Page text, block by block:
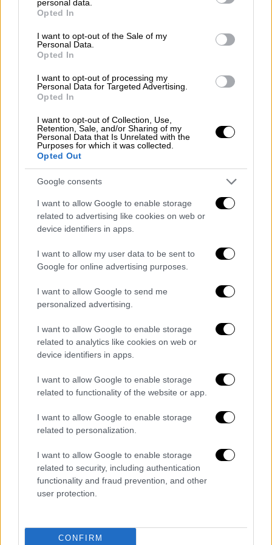
grant or deny consent to Google and its third-party tags to
use your data for below specified purposes in below Google
consent section.
personal data.
Opted In
I want to opt-out of the Sale of my
Personal Data.
Opted In
I want to opt-out of processing my
Personal Data for Targeted Advertising.
Opted In
I want to opt-out of Collection, Use,
Retention, Sale, and/or Sharing of my
Personal Data that Is Unrelated with the
Purposes for which it was collected.
Opted Out
Google consents
I want to allow Google to enable storage
related to advertising like cookies on web or
device identifiers in apps.
I want to allow my user data to be sent to
Google for online advertising purposes.
I want to allow Google to send me
personalized advertising.
I want to allow Google to enable storage
related to analytics like cookies on web or
device identifiers in apps.
I want to allow Google to enable storage
related to functionality of the website or app.
I want to allow Google to enable storage
related to personalization.
I want to allow Google to enable storage
related to security, including authentication
functionality and fraud prevention, and other
user protection.
CONFIRM
εν ψυχρώ δολοφονίες οι οποίες πλέον
αποτελούν καθημερινότητα.»
Νωρίτερα
υπήρξε κάλεσμα και συγκέντρωση στις 13:00
έξω από το Ιπποκράτειο.
Συνελήφθη ο αστυνομικός της ομάδας
Νωρίς το μεσημέρι της Δευτέρας
συνελήφθη ενός εκ των ανδρών της ομάδας
ΔΙΑΣ που συμμετείχαν στο αιματηρό
περιστατικό.Σε βάρος του σχηματίστηκε
δικογραφία για απόπειρα ανθρωποκτονίας.
Θα οδηγηθεί ενώπιον του Εισαγγελέα. O
αστυνομικός της ΔΙΑΣ αναμένεται να
οδηγηθεί αύριο ενώπιον του εισαγγελέα στο
Δικαστικό Μέγαρο Στο μεταξύ, σε πλήρη
εξέλιξη βρίσκεται η έρευνα από την πλευρά
της αστυνομίας για τη διερεύνηση του
συμβάντος κατά την οποία ο νεαρός Ρόμα
δέχθηκε σφαίρα στο κεφάλι. Στο
περιστατικό συμμετείχαν τουλάχιστον 4
αστυνομικοί της ομάδας Δίας οι οποίοι ήδη
δίνουν καταθέσεις στην Γενική Αστυνομική
Διεύθυνση Θεσσαλονίκης.
Οικονόμου για πυροβολισμό
16χρονου: Η ανθρώπινη ζωή δεν
«Η ανθρώπινη ζωή έχει τεράστια αξία και η
αξία της δεν μετριέται σε κανένα είδους